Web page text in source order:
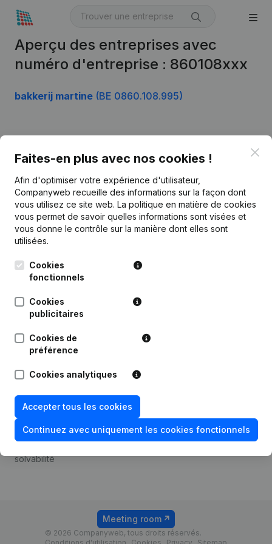
Aperçu des entreprises avec
numéro d'entreprise : 860108xxx
bakkerij martine (BE 0860.108.995)
Faites-en plus avec nos cookies !
Afin d'optimiser votre expérience d'utilisateur,
Companyweb recueille des informations sur la façon dont
vous utilisez ce site web. La politique en matière de cookies
vous permet de savoir quelles informations sont visées et
vous donne le contrôle sur la manière dont elles sont
utilisées.
Cookies
fonctionnels
Cookies
publicitaires
Cookies de
préférence
Cookies analytiques
Accepter tous les cookies
Continuez avec uniquement les cookies fonctionnels
Français
Kantorenpark Everest
Leuvensesteenweg
1800 Vilvoorde
Informations d’entreprise
Monitoring
Recherche internationale
Prospection
Compliance et prévention
de la fraude
Consulter des comptes
Recherche de numéro de
TVA
solvabilité
Tarifs
© 2026 Companyweb, tous droits réservés.
Meeting room